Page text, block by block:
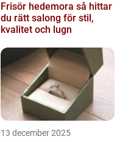
Frisör hedemora så hittar
du rätt salong för stil,
kvalitet och lugn
13 december 2025